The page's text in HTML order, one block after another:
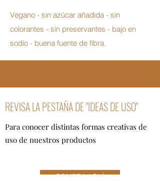
REVISA LA PESTAÑA DE "IDEAS DE USO"
Para conocer distintas formas creativas de
uso de nuestros productos
Vegano - sin azúcar añadida - sin
colorantes - sin preservantes - bajo en
sodio - buena fuente de fibra.
COMPRA AQUÍ